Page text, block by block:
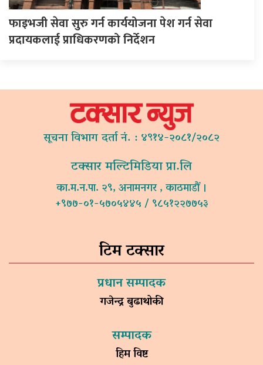
फाइभजी सेवा सुरु गर्न कार्ययोजना पेश गर्न सेवा
प्रदायकलाई प्राधिकरणको निर्देशन
सूचना विभाग दर्ता नं. : ४९१४-२०८१/२०८२
टक्सार मल्टिमिडिया प्रा.लि
का.म.न.पा. २९, अनामनगर , काठमाडौं ।
+९७७-०१-५७०५४४५ / ९८५१२२७७५३
टिम टक्सार
प्रधान सम्पादक
गजेन्द्र बुढाथोकी
सम्पादक
हिम विष्ट